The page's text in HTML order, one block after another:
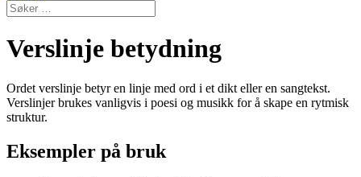
Verslinje betydning
Ordet verslinje betyr en linje med ord i et dikt eller en sangtekst.
Verslinjer brukes vanligvis i poesi og musikk for å skape en rytmisk
struktur.
Eksempler på bruk